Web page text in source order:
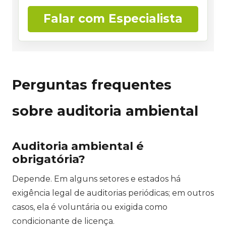
Falar com Especialista
Perguntas frequentes
sobre auditoria ambiental
Auditoria ambiental é
obrigatória?
Depende. Em alguns setores e estados há
exigência legal de auditorias periódicas; em outros
casos, ela é voluntária ou exigida como
condicionante de licença.